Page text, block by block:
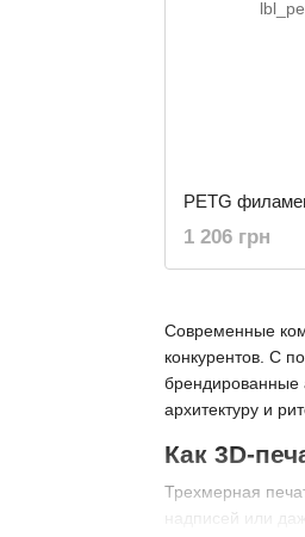
Современные
конкурентов. С
брендированные
архитектуру и
Как 3D-
Трехмерная
надписей или
1 206 грн